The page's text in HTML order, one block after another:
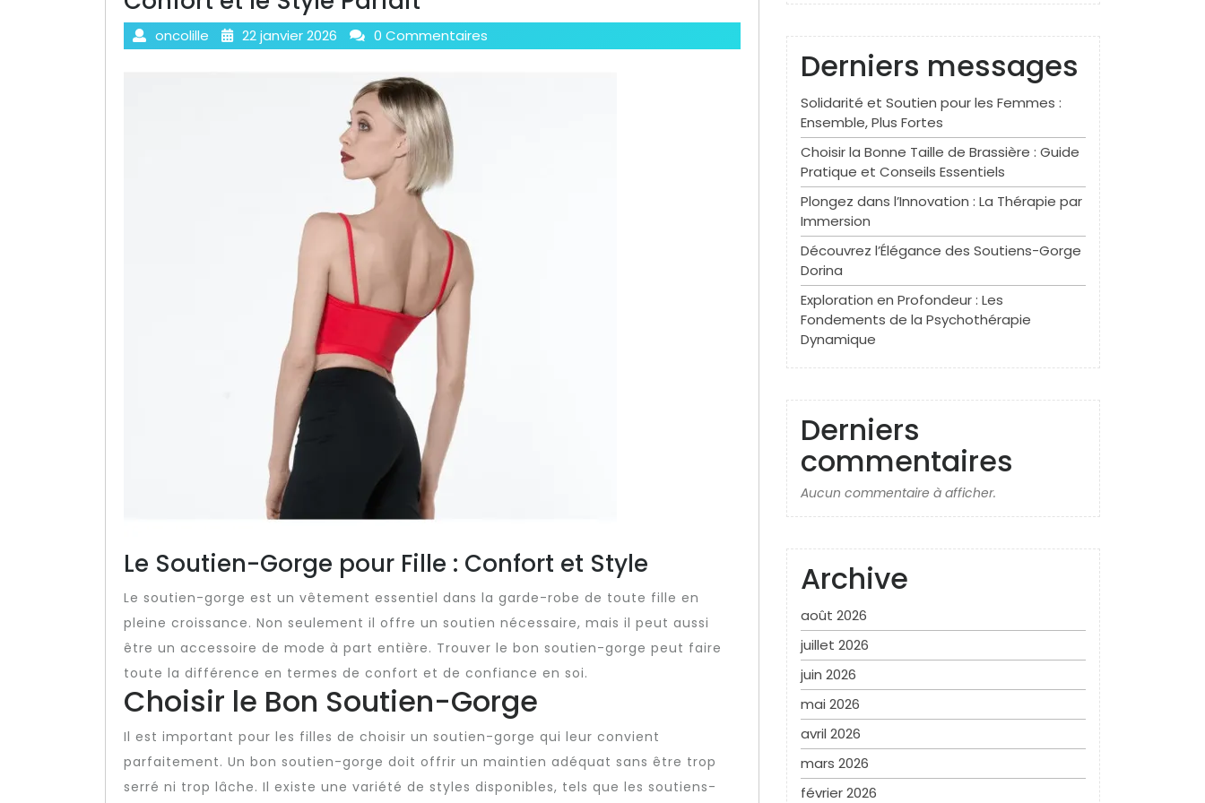
oncolille 22 janvier 2026 0 Commentaires
Le Soutien-Gorge pour Fille : Confort et Style
Le soutien-gorge est un vêtement essentiel dans la garde-robe de toute fille en
pleine croissance. Non seulement il offre un soutien nécessaire, mais il peut aussi
être un accessoire de mode à part entière. Trouver le bon soutien-gorge peut faire
toute la différence en termes de confort et de confiance en soi.
Choisir le Bon Soutien-Gorge
Il est important pour les filles de choisir un soutien-gorge qui leur convient
parfaitement. Un bon soutien-gorge doit offrir un maintien adéquat sans être trop
serré ni trop lâche. Il existe une variété de styles disponibles, tels que les soutiens-
Derniers messages
Solidarité et Soutien pour les Femmes :
Ensemble, Plus Fortes
Choisir la Bonne Taille de Brassière : Guide
Pratique et Conseils Essentiels
Plongez dans l’Innovation : La Thérapie par
Immersion
Découvrez l’Élégance des Soutiens-Gorge
Dorina
Exploration en Profondeur : Les
Fondements de la Psychothérapie
Dynamique
Derniers
commentaires
Aucun commentaire à afficher.
Archive
août 2026
juillet 2026
juin 2026
mai 2026
avril 2026
mars 2026
février 2026